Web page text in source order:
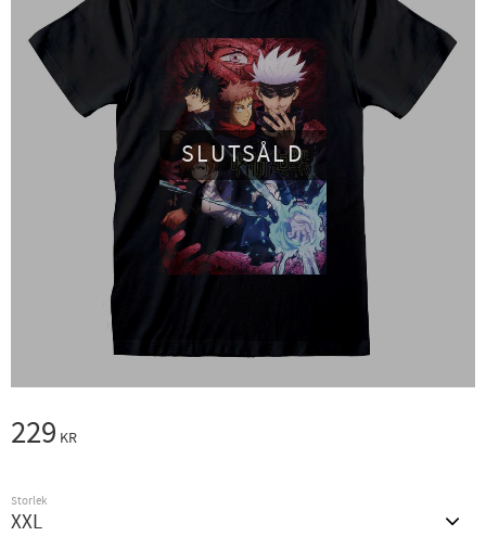
SLUTSÅLD
229 KR
Storlek